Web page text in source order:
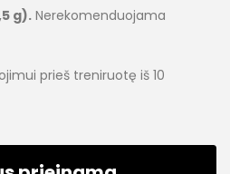
g).Nerekomenduojama
prieš treniruotę iš 10